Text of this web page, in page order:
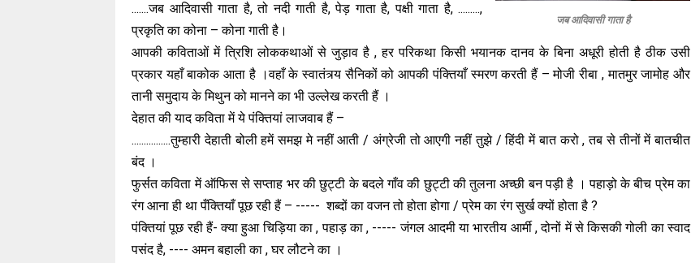
जब आदिवासी गाता है
.......जब आदिवासी गाता है, तो नदी गाती है, पेड़ गाता है, पक्षी गाता है, .........,
प्रकृति का कोना – कोना गाती है।
आपकी कविताओं में त्रिशि लोककथाओं से जुड़ाव है , हर परिकथा किसी भयानक दानव के बिना अधूरी होती है ठीक उसी
प्रकार यहाँ बाकोक आता है ।वहाँ के स्वातंत्र्य सैनिकों को आपकी पंक्तियाँ स्मरण करती हैं – मोजी रीबा , मातमुर जामोह और
तानी समुदाय के मिथुन को मानने का भी उल्लेख करती हैं ।
देहात की याद कविता में ये पंक्तियां लाजवाब हैं –
................तुम्हारी देहाती बोली हमें समझ मे नहीं आती / अंग्रेजी तो आएगी नहीं तुझे / हिंदी में बात करो , तब से तीनों में बातचीत
बंद ।
फुर्सत कविता में ऑफिस से सप्ताह भर की छुट्टी के बदले गाँव की छुट्टी की तुलना अच्छी बन पड़ी है । पहाड़ो के बीच प्रेम का
रंग आना ही था पँक्तियाँ पूछ रही हैं – ----- शब्दों का वजन तो होता होगा / प्रेम का रंग सुर्ख क्यों होता है ?
पंक्तियां पूछ रही हैं- क्या हुआ चिड़िया का , पहाड़ का , ----- जंगल आदमी या भारतीय आर्मी , दोनों में से किसकी गोली का स्वाद
पसंद है, ---- अमन बहाली का , घर लौटने का ।